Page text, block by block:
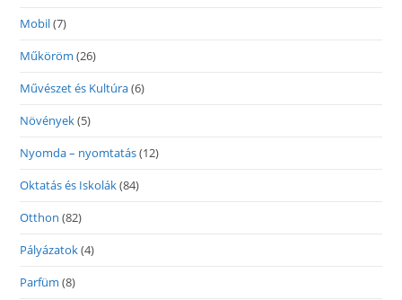
Mobil(7)
Műköröm (26)
Művészet és Kultúra(6)
Növények(5)
Nyomda – nyomtatás(12)
Oktatás és Iskolák(84)
Otthon (82)
Pályázatok(4)
Parfüm (8)